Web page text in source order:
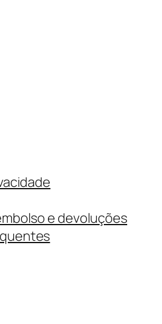
e devoluções